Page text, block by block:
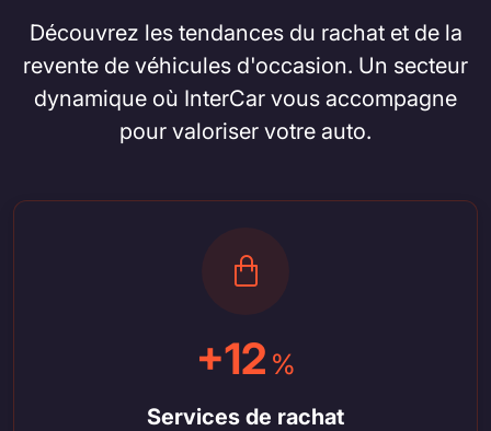
Découvrez les tendances du rachat et de la
revente de véhicules d'occasion. Un secteur
dynamique où InterCar vous accompagne
pour valoriser votre auto.
+12 %
Services de rachat